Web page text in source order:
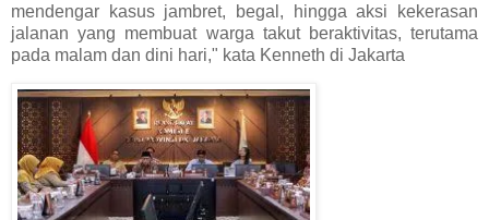
mendengar kasus jambret, begal, hingga aksi kekerasan
jalanan yang membuat warga takut beraktivitas, terutama
pada malam dan dini hari," kata Kenneth di Jakarta